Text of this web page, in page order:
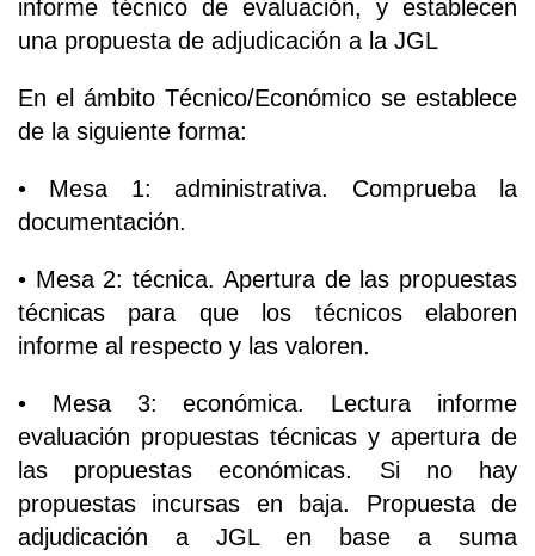
informe técnico de evaluación, y establecen
una propuesta de adjudicación a la JGL
En el ámbito Técnico/Económico se establece
de la siguiente forma:
• Mesa 1: administrativa. Comprueba la
documentación.
• Mesa 2: técnica. Apertura de las propuestas
técnicas para que los técnicos elaboren
informe al respecto y las valoren.
• Mesa 3: económica. Lectura informe
evaluación propuestas técnicas y apertura de
las propuestas económicas. Si no hay
propuestas incursas en baja. Propuesta de
adjudicación a JGL en base a suma